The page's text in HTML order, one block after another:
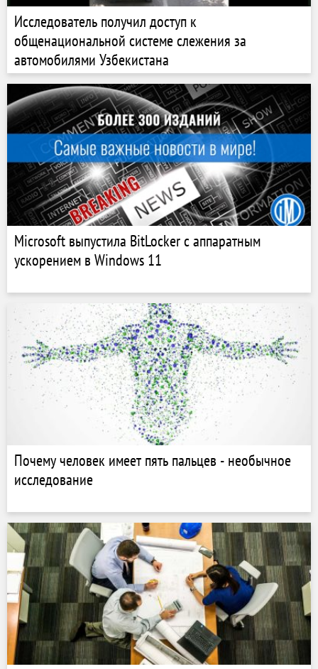
Исследователь получил доступ к
общенациональной системе слежения за
автомобилями Узбекистана
Microsoft выпустила BitLocker с аппаратным
ускорением в Windows 11
Почему человек имеет пять пальцев - необычное
исследование